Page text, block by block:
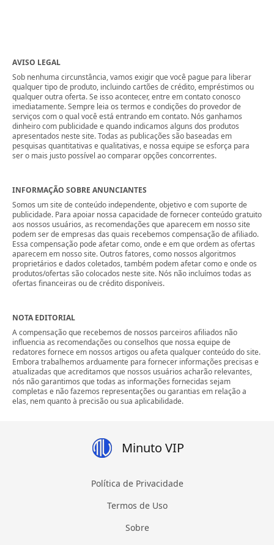
AVISO LEGAL
Sob nenhuma circunstância, vamos exigir que você pague para liberar
qualquer tipo de produto, incluindo cartões de crédito, empréstimos ou
qualquer outra oferta. Se isso acontecer, entre em contato conosco
imediatamente. Sempre leia os termos e condições do provedor de
serviços com o qual você está entrando em contato. Nós ganhamos
dinheiro com publicidade e quando indicamos alguns dos produtos
apresentados neste site. Todas as publicações são baseadas em
pesquisas quantitativas e qualitativas, e nossa equipe se esforça para
ser o mais justo possível ao comparar opções concorrentes.
INFORMAÇÃO SOBRE ANUNCIANTES
Somos um site de conteúdo independente, objetivo e com suporte de
publicidade. Para apoiar nossa capacidade de fornecer conteúdo gratuito
aos nossos usuários, as recomendações que aparecem em nosso site
podem ser de empresas das quais recebemos compensação de afiliado.
Essa compensação pode afetar como, onde e em que ordem as ofertas
aparecem em nosso site. Outros fatores, como nossos algoritmos
proprietários e dados coletados, também podem afetar como e onde os
produtos/ofertas são colocados neste site. Nós não incluímos todas as
ofertas financeiras ou de crédito disponíveis.
NOTA EDITORIAL
A compensação que recebemos de nossos parceiros afiliados não
influencia as recomendações ou conselhos que nossa equipe de
redatores fornece em nossos artigos ou afeta qualquer conteúdo do site.
Embora trabalhemos arduamente para fornecer informações precisas e
atualizadas que acreditamos que nossos usuários acharão relevantes,
nós não garantimos que todas as informações fornecidas sejam
completas e não fazemos representações ou garantias em relação a
elas, nem quanto à precisão ou sua aplicabilidade.
Minuto VIP
Política de Privacidade
Termos de Uso
Sobre